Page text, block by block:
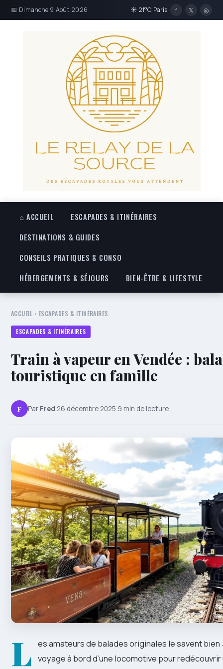
📅 Dimanche 9 Août 2026 ☀ 21°C Paris f 𝕏 ◎
⌂ ACCUEIL
ESCAPADES & ITINÉRAIRES
DESTINATIONS & GUIDES
CONSEILS PRATIQUES & CONSO
HÉBERGEMENTS & SÉJOURS
BIEN-ÊTRE & LIFESTYLE
ACCUEIL › ESCAPADES & ITINÉRAIRES
ESCAPADES & ITINÉRAIRES
Train à vapeur en Vendée :
touristique en famille
F Par Fred·26 décembre 2025·9 min de lecture
L es amateurs de balades originales le savent bien
voyage à bord d’une locomotive pour